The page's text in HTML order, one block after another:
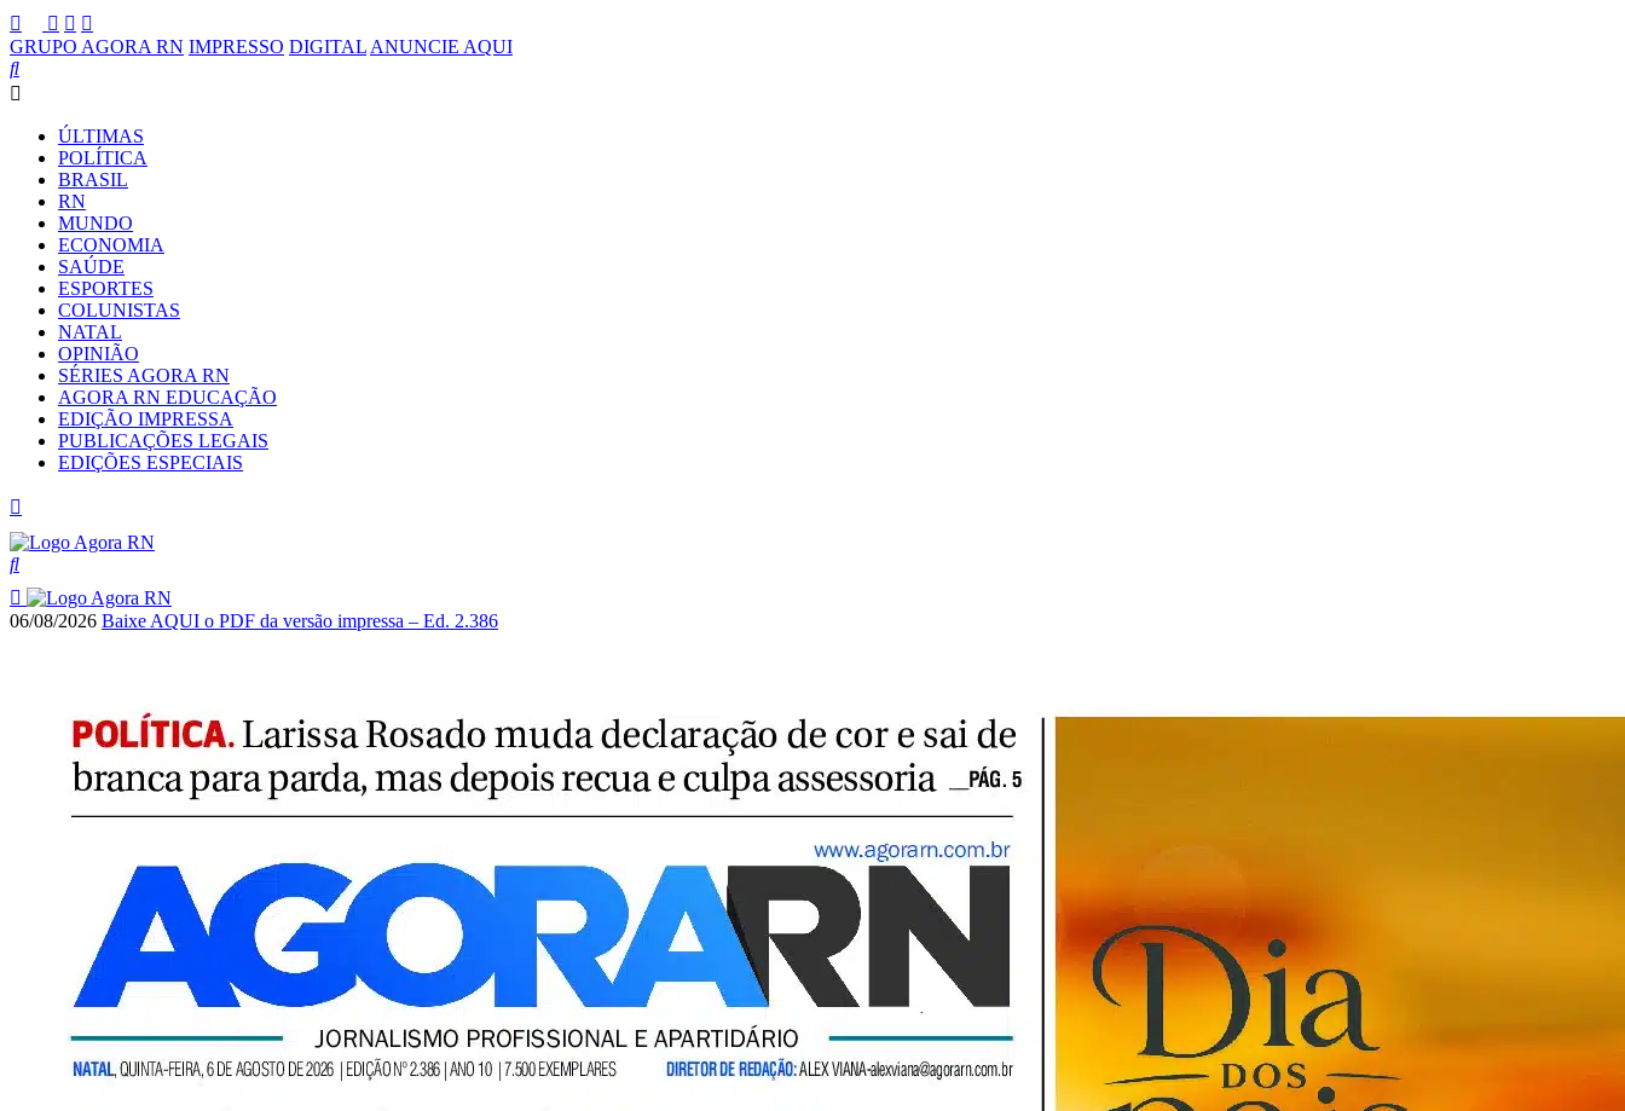
GRUPO AGORA RN IMPRESSO DIGITAL ANUNCIE AQUI
ÚLTIMAS
POLÍTICA
BRASIL
RN
MUNDO
ECONOMIA
SAÚDE
ESPORTES
COLUNISTAS
NATAL
OPINIÃO
SÉRIES AGORA RN
AGORA RN EDUCAÇÃO
EDIÇÃO IMPRESSA
PUBLICAÇÕES LEGAIS
EDIÇÕES ESPECIAIS
06/08/2026 Baixe AQUI o PDF da versão impressa – Ed. 2.386